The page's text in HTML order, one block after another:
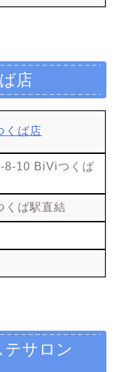
店
ば店
8-10 BiViつくば
くば駅直結
テサロン